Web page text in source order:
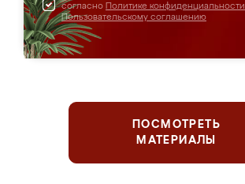
согласно Политике конфиденциальности
Пользовательскому соглашению
ПОСМОТРЕТЬ
МАТЕРИАЛЫ